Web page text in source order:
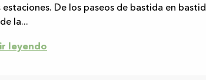
estaciones. De los paseos de bastida en
la...
leyendo